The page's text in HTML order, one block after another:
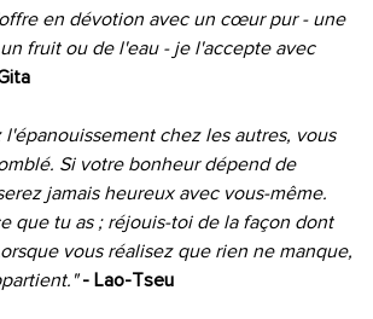
en dévotion avec un cœur pur - une
fruit ou de l'eau - je l'accepte avec
l'épanouissement chez les autres, vous
Si votre bonheur dépend de
jamais heureux avec vous-même.
que tu as ; réjouis-toi de la façon dont
vous réalisez que rien ne manque,
- Lao-Tseu